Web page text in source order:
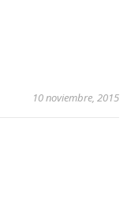
10 noviembre, 2015